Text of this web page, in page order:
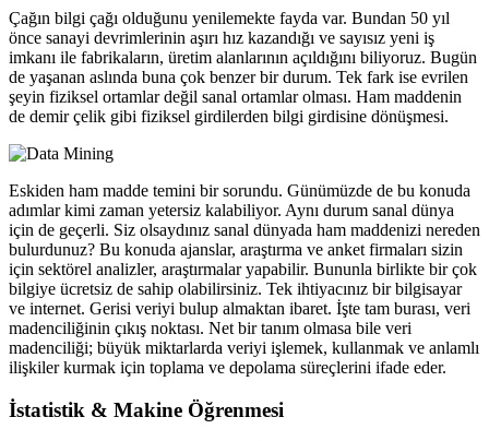
Çağın bilgi çağı olduğunu yenilemekte fayda var. Bundan 50 yıl
önce sanayi devrimlerinin aşırı hız kazandığı ve sayısız yeni iş
imkanı ile fabrikaların, üretim alanlarının açıldığını biliyoruz. Bugün
de yaşanan aslında buna çok benzer bir durum. Tek fark ise evrilen
şeyin fiziksel ortamlar değil sanal ortamlar olması. Ham maddenin
de demir çelik gibi fiziksel girdilerden bilgi girdisine dönüşmesi.
Eskiden ham madde temini bir sorundu. Günümüzde de bu konuda
adımlar kimi zaman yetersiz kalabiliyor. Aynı durum sanal dünya
için de geçerli. Siz olsaydınız sanal dünyada ham maddenizi nereden
bulurdunuz? Bu konuda ajanslar, araştırma ve anket firmaları sizin
için sektörel analizler, araştırmalar yapabilir. Bununla birlikte bir çok
bilgiye ücretsiz de sahip olabilirsiniz. Tek ihtiyacınız bir bilgisayar
ve internet. Gerisi veriyi bulup almaktan ibaret. İşte tam burası, veri
madenciliğinin çıkış noktası. Net bir tanım olmasa bile veri
madenciliği; büyük miktarlarda veriyi işlemek, kullanmak ve anlamlı
ilişkiler kurmak için toplama ve depolama süreçlerini ifade eder.
İstatistik & Makine Öğrenmesi